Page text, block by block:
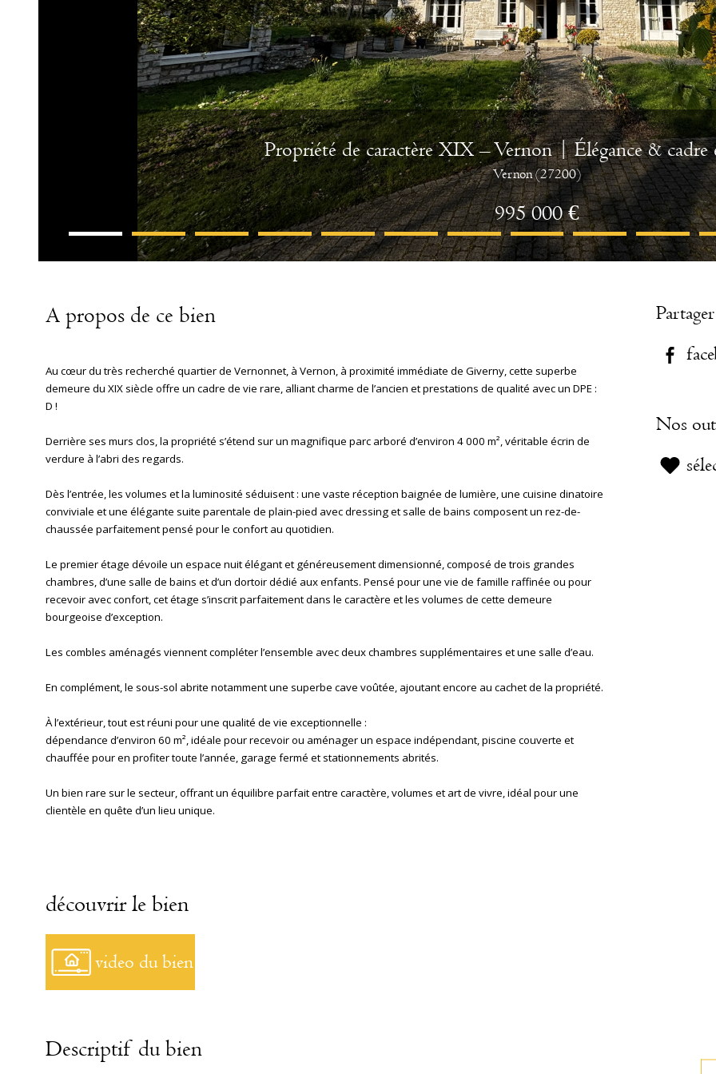
Propriété de caractère XIX – Vernon | Élégance & cadre
Vernon (27200)
995 000 €
A propos de ce bien
Au cœur du très recherché quartier de Vernonnet, à Vernon, à proximité immédiate de Giverny, cette superbe
demeure du XIX siècle offre un cadre de vie rare, alliant charme de l’ancien et prestations de qualité avec un DPE :
D !
Derrière ses murs clos, la propriété s’étend sur un magnifique parc arboré d’environ 4 000 m², véritable écrin de
verdure à l’abri des regards.
Dès l’entrée, les volumes et la luminosité séduisent : une vaste réception baignée de lumière, une cuisine dinatoire
conviviale et une élégante suite parentale de plain-pied avec dressing et salle de bains composent un rez-de-
chaussée parfaitement pensé pour le confort au quotidien.
Le premier étage dévoile un espace nuit élégant et généreusement dimensionné, composé de trois grandes
chambres, d’une salle de bains et d’un dortoir dédié aux enfants. Pensé pour une vie de famille raffinée ou pour
recevoir avec confort, cet étage s’inscrit parfaitement dans le caractère et les volumes de cette demeure
bourgeoise d’exception.
Les combles aménagés viennent compléter l’ensemble avec deux chambres supplémentaires et une salle d’eau.
En complément, le sous-sol abrite notamment une superbe cave voûtée, ajoutant encore au cachet de la propriété.
À l’extérieur, tout est réuni pour une qualité de vie exceptionnelle :
dépendance d’environ 60 m², idéale pour recevoir ou aménager un espace indépendant, piscine couverte et
chauffée pour en profiter toute l’année, garage fermé et stationnements abrités.
Un bien rare sur le secteur, offrant un équilibre parfait entre caractère, volumes et art de vivre, idéal pour une
clientèle en quête d’un lieu unique.
Nos
découvrir le bien
video du bien
Descriptif du bien